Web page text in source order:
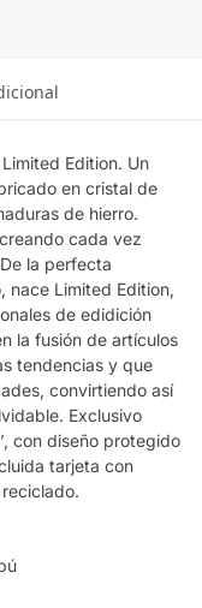
Edition. Un
en cristal de
de hierro.
cada vez
la perfecta
nace Limited Edition,
de edidición
la fusión de artículos
tendencias y que
convirtiendo así
Exclusivo
con diseño protegido
tarjeta con